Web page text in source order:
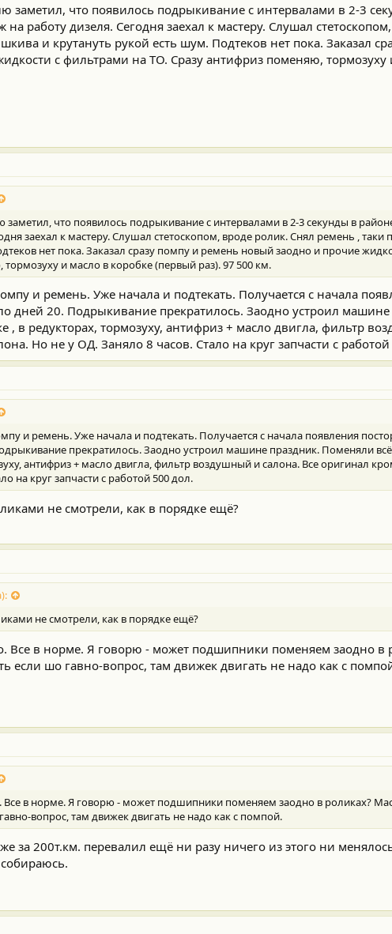
заметил, что появилось подрыкивание с интервалами в 2-3
работу дизеля. Сегодня заехал к мастеру. Слушал
и крутануть рукой есть шум. Подтеков нет пока. Заказал
с фильтрами на ТО. Сразу антифриз поменяю, тормозуху
что появилось подрыкивание с интервалами в 2-3 секунды в
заехал к мастеру. Слушал стетоскопом, вроде ролик. Снял ремень ,
нет пока. Заказал сразу помпу и ремень новый заодно и прочие
и масло в коробке (первый раз). 97 500 км.
и ремень. Уже начала и подтекать. Получается с начала
дней 20. Подрыкивание прекратилось. Заодно устроил
, в редукторах, тормозуху, антифриз + масло двигла, фильтр
Но не у ОД. Заняло 8 часов. Стало на круг запчасти с
и ремень. Уже начала и подтекать. Получается с начала появления
прекратилось. Заодно устроил машине праздник. Поменяли
антифриз + масло двигла, фильтр воздушный и салона. Все оригинал
на круг запчасти с работой 500 дол.
не смотрели, как в порядке ещё?
не смотрели, как в порядке ещё?
Все в норме. Я говорю - может подшипники поменяем заодно в
если шо гавно-вопрос, там движек двигать не надо как с
в норме. Я говорю - может подшипники поменяем заодно в роликах?
вопрос, там движек двигать не надо как с помпой.
за 200т.км. перевалил ещё ни разу ничего из этого ни